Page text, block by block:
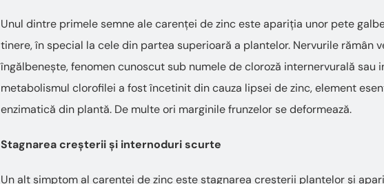
Unul dintre primele semne ale carenței de zinc este apariția unor pete
tinere, în special la cele din partea superioară a plantelor. Nervurile rămân
îngălbenește, fenomen cunoscut sub numele de cloroză internervurală sau
metabolismul clorofilei a fost încetinit din cauza lipsei de zinc, element
enzimatică din plantă. De multe ori marginile frunzelor se deformează.
Stagnarea creșterii și internoduri scurte
Un alt simptom al carenței de zinc este stagnarea creșterii plantelor și